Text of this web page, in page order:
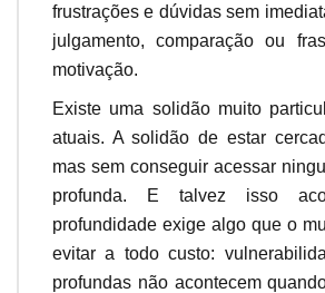
frustrações e dúvidas sem
julgamento, comparação ou
motivação.
Existe uma solidão muito
atuais. A solidão de estar
mas sem conseguir acessar
profunda. E talvez isso
profundidade exige algo que o
evitar a todo custo:
profundas não acontecem